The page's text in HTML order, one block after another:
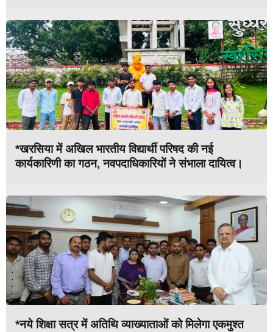
*खरसिया में अखिल भारतीय विद्यार्थी परिषद की नई
कार्यकारिणी का गठन, नवपदाधिकारियों ने संभाला दायित्व।
*नये शिक्षा सत्र में अतिथि व्याख्याताओं को मिलेगा एकमुश्त